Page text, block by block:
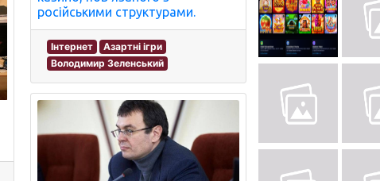
російськими структурами.
Інтернет
Азартні ігри
Володимир Зеленський